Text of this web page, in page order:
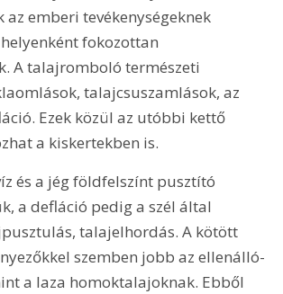
az emberi tevékenységeknek
fokozottan
A talajromboló természeti
talajcsuszamlások, az
Ezek közül az utóbbi kettő
a kiskertekben is.
és a jég földfelszínt pusztító
a defláció pedig a szél által
talajelhordás. A kötött
szemben jobb az ellenálló-
a laza homoktalajoknak. Ebből